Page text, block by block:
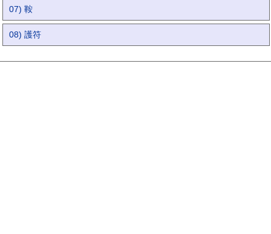
07) 鞍
08) 護符